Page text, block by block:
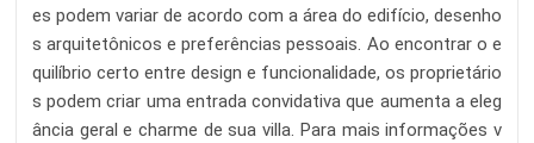
es podem variar de acordo com a área do edifício, desenho
s arquitetônicos e preferências pessoais. Ao encontrar o e
quilíbrio certo entre design e funcionalidade, os proprietário
s podem criar uma entrada convidativa que aumenta a eleg
ância geral e charme de sua villa. Para mais informações v